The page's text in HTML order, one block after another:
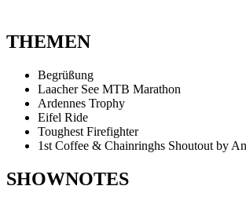
THEMEN
Begrüßung
Laacher See MTB Marathon
Ardennes Trophy
Eifel Ride
Toughest Firefighter
1st Coffee & Chainringhs Shoutout by
SHOWNOTES